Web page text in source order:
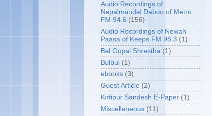
Audio Recordings of
Nepalmandal Daboo of Metro
FM 94.6 (156)
Audio Recordings of Newah
Paasa of Keeps FM 98.3 (1)
Bal Gopal Shrestha (1)
Bulbul (1)
ebooks (3)
Guest Article (2)
Kirtipur Sandesh E-Paper (1)
Miscellaneous (11)